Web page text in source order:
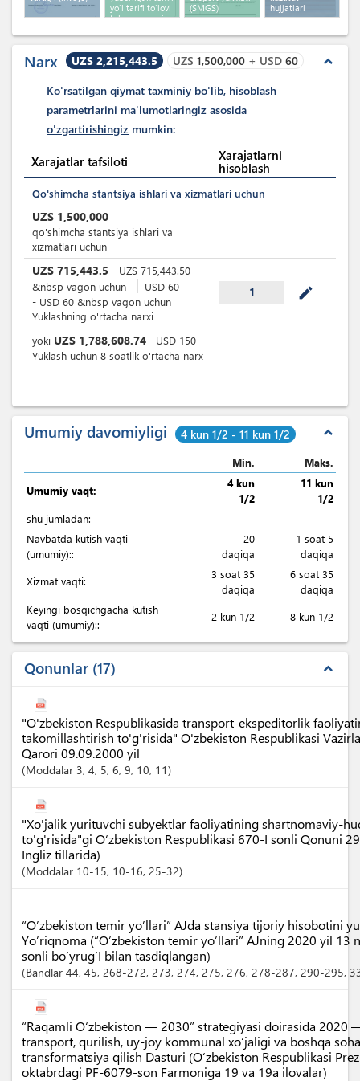
yo'l tarifi to'lovi
telegrammasi
(SMGS)
hujjatlari
Narx UZS 2,215,443.5 UZS 1,500,000 + USD 60 expand_less
Ko'rsatilgan qiymat taxminiy bo'lib, hisoblash
parametrlarini ma'lumotlaringiz asosida
o'zgartirishingiz mumkin:
Xarajatlar tafsiloti
Xarajatlarni
hisoblash
Qo'shimcha stantsiya ishlari va xizmatlari uchun
UZS 1,500,000
qo'shimcha stantsiya ishlari va
xizmatlari uchun
UZS 715,443.5 - UZS 715,443.50
&nbsp vagon uchun USD 60
- USD 60 &nbsp vagon uchun
Yuklashning o'rtacha narxi
1 mode_edit
yoki UZS 1,788,608.74 USD 150
Yuklash uchun 8 soatlik o'rtacha narx
Umumiy davomiyligi 4 kun 1/2 - 11 kun 1/2 expand_less
Min. Maks.
Umumiy vaqt:
4 kun
1/2
11 kun
1/2
shu jumladan:
Navbatda kutish vaqti
(umumiy)::
20
daqiqa
1 soat 5
daqiqa
Xizmat vaqti:
3 soat 35
daqiqa
6 soat 35
daqiqa
Keyingi bosqichgacha kutish
vaqti (umumiy)::
2 kun 1/2 8 kun 1/2
Qonunlar 17 expand_less
"O'zbekiston Respublikasida transport-ekspeditorlik
takomillashtirish to'g'risida" O'zbekiston Respublikasi
Qarori 09.09.2000 yil
Moddalar 3, 4, 5, 6, 9, 10, 11
"Xo'jalik yurituvchi subyektlar faoliyatining shartnomaviy-
to'g'risida"gi O‘zbekiston Respublikasi 670-I sonli Qonuni
Ingliz tillarida)
Moddalar 10-15, 10-16, 25-32
“O’zbekiston temir yo’llari” AJda stansiya tijoriy hisobotini
Yo’riqnoma (“O’zbekiston temir yo’llari” AJning 2020 yil 13
sonli bo’yrug’I bilan tasdiqlangan)
Bandlar 44, 45, 268-272, 273, 274, 275, 276, 278-287, 290-295,
“Raqamli O‘zbekiston — 2030” strategiyasi doirasida 2020
transport, qurilish, uy-joy kommunal xo‘jaligi va boshqa
transformatsiya qilish Dasturi (O‘zbekiston Respublikasi
oktabrdagi PF-6079-son Farmoniga 19 va 19a ilovalar)